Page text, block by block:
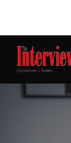
Интервју